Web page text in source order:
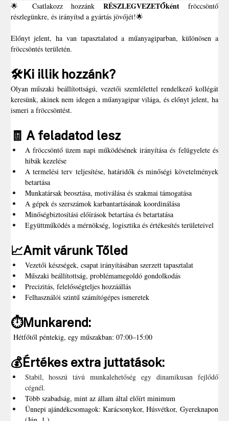
🌟 Csatlakozz hozzánk RÉSZLEGVEZETŐként fröccsöntő
részlegünkre, és irányítsd a gyártás jövőjét!🌟
Előnyt jelent, ha van tapasztalatod a műanyagiparban, különösen a
fröccsöntés területén.
🛠️Ki illik hozzánk?
Olyan műszaki beállítottságú, vezetői szemlélettel rendelkező kollégát
keresünk, akinek nem idegen a műanyagipar világa, és előnyt jelent, ha
ismeri a fröccsöntést.
🧾 A feladatod lesz
A fröccsöntő üzem napi működésének irányítása és felügyelete és
hibák kezelése
A termelési terv teljesítése, határidők és minőségi követelmények
betartása
Munkatársak beosztása, motiválása és szakmai támogatása
A gépek és szerszámok karbantartásának koordinálása
Minőségbiztosítási előírások betartása és betartatása
Együttműködés a mérnökség, logisztika és értékesítés területeivel
📈Amit várunk Tőled
Vezetői készségek, csapat irányításában szerzett tapasztalat
Műszaki beállítottság, problémamegoldó gondolkodás
Precizitás, felelősségteljes hozzáállás
Felhasználói szintű számítógépes ismeretek
⏱️Munkarend:
Hétfőtől péntekig, egy műszakban: 07:00–15:00
💰Értékes extra juttatások:
Stabil, hosszú távú munkalehetőség egy dinamikusan fejlődő
cégnél.
Több szabadság, mint az állam által előírt minimum
Ünnepi ajándékcsomagok: Karácsonykor, Húsvétkor, Gyereknapon